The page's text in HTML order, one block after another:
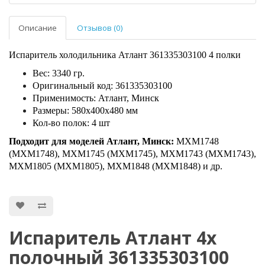
Описание Отзывов (0)
Испаритель холодильника Атлант 361335303100 4 полки
Вес: 3340 гр.
Оригинальный код: 361335303100
Применимость: Атлант, Минск
Размеры: 580х400х480 мм
Кол-во полок: 4 шт
Подходит для моделей Атлант, Минск: МХМ1748
(MXM1748), МХМ1745 (MXM1745), МХМ1743 (MXM1743),
МХМ1805 (MXM1805), МХМ1848 (MXM1848) и др.
Испаритель Атлант 4х
полочный 361335303100